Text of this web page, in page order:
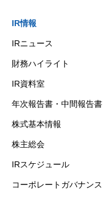
IR情報
IRニュース
財務ハイライト
IR資料室
年次報告書・中間報告書
株式基本情報
株主総会
IRスケジュール
コーポレートガバナンス